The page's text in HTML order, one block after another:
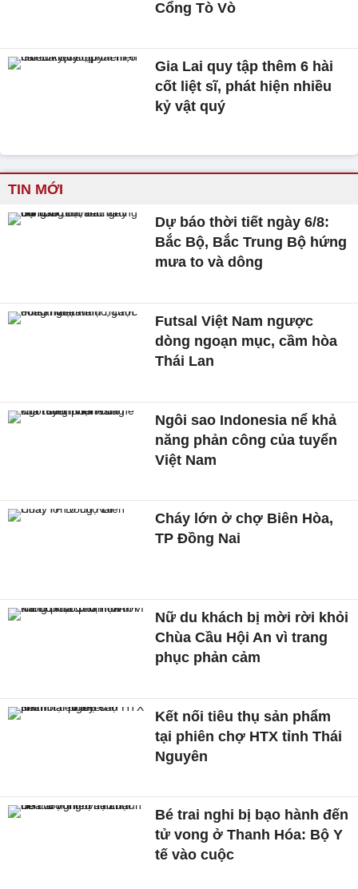
Cổng Tò Vò
Gia Lai quy tập thêm 6 hài
cốt liệt sĩ, phát hiện nhiều
kỷ vật quý
TIN MỚI
Dự báo thời tiết ngày 6/8:
Bắc Bộ, Bắc Trung Bộ hứng
mưa to và dông
Futsal Việt Nam ngược
dòng ngoạn mục, cầm hòa
Thái Lan
Ngôi sao Indonesia nể khả
năng phản công của tuyển
Việt Nam
Cháy lớn ở chợ Biên Hòa,
TP Đồng Nai
Nữ du khách bị mời rời khỏi
Chùa Cầu Hội An vì trang
phục phản cảm
Kết nối tiêu thụ sản phẩm
tại phiên chợ HTX tỉnh Thái
Nguyên
Bé trai nghi bị bạo hành đến
tử vong ở Thanh Hóa: Bộ Y
tế vào cuộc